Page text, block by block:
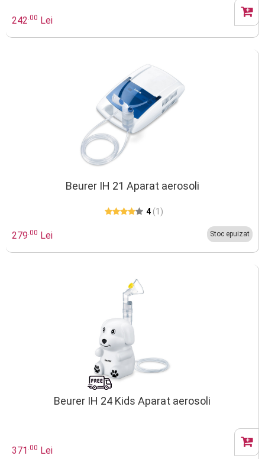
242.00 Lei
Beurer IH 21 Aparat aerosoli
4 (1)
279.00 Lei Stoc epuizat
Beurer IH 24 Kids Aparat aerosoli
371 .00 Lei